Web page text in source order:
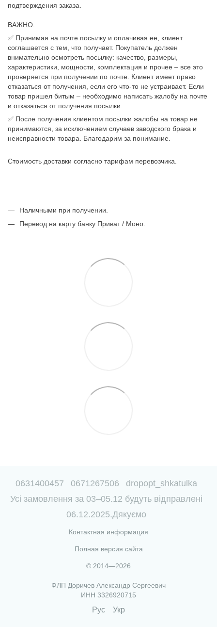
подтверждения заказа.
ВАЖНО:
✅ Принимая на почте посылку и оплачивая ее, клиент
соглашается с тем, что получает. Покупатель должен
внимательно осмотреть посылку: качество, размеры,
характеристики, мощности, комплектация и прочее – все это
проверяется при получении по почте. Клиент имеет право
отказаться от получения, если его что-то не устраивает. Если
товар пришел битым – необходимо написать жалобу на почте
и отказаться от получения посылки.
✅ После получения клиентом посылки жалобы на товар не
принимаются, за исключением случаев заводского брака и
неисправности товара. Благодарим за понимание.
Стоимость доставки согласно тарифам перевозчика.
Наличными при получении.
Перевод на карту банку Приват / Моно.
0631400457 0671267506
dropopt_shkatulka
Усі замовлення за 03–05.12 будуть відправлені
06.12.2025.Дякуємо
Контактная информация
Полная версия сайта
© 2014—2026
ФЛП Доричев Александр Сергеевич
ИНН 3326920715
Рус Укр